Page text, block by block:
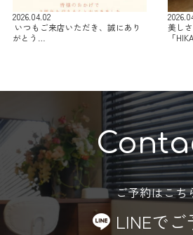
2026.04.02
⁡ いつもご来店いただき、誠にあり
がとう…
美し
「
ご予約はこち
LINEでご